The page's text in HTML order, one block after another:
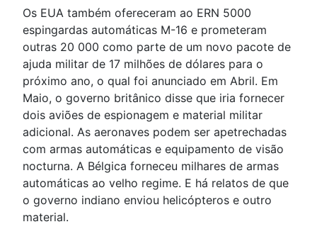
Os EUA também ofereceram ao ERN 5000
espingardas automáticas M-16 e prometeram
outras 20 000 como parte de um novo pacote de
ajuda militar de 17 milhões de dólares para o
próximo ano, o qual foi anunciado em Abril. Em
Maio, o governo britânico disse que iria fornecer
dois aviões de espionagem e material militar
adicional. As aeronaves podem ser apetrechadas
com armas automáticas e equipamento de visão
nocturna. A Bélgica forneceu milhares de armas
automáticas ao velho regime. E há relatos de que
o governo indiano enviou helicópteros e outro
material.